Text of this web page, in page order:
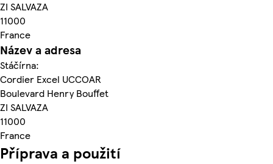
ZI SALVAZA
11000
France
Název a adresa
Stáčírna:
Cordier Excel UCCOAR
Boulevard Henry Bouffet
ZI SALVAZA
11000
France
Příprava a použití